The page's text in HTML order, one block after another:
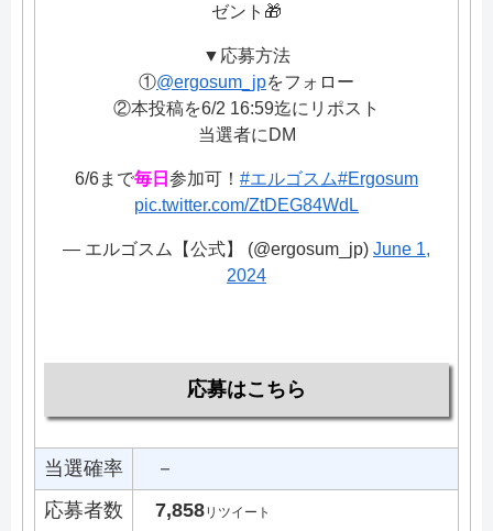
ゼント🎁
▼応募方法
①@ergosum_jpをフォロー
②本投稿を6/2 16:59迄にリポスト
当選者にDM
6/6まで毎日 参加可！ #エルゴスム#Ergosum
pic.twitter.com/ZtDEG84WdL
— エルゴスム【公式】 (@ergosum_jp) June 1,
2024
応募はこちら
当選確率
－
応募者数
7,858リツイート